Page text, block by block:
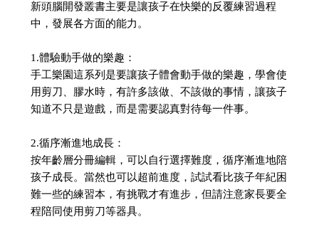
新頭腦開發叢書主要是讓孩子在快樂的反覆練習過程
中，發展各方面的能力。
1.體驗動手做的樂趣：
手工樂園這系列是要讓孩子體會動手做的樂趣，學會使
用剪刀、膠水時，有許多該做、不該做的事情，讓孩子
知道不只是遊戲，而是需要認真對待每一件事。
2.循序漸進地成長：
按年齡層分冊編輯，可以自行選擇難度，循序漸進地陪
孩子成長。當然也可以超前進度，試試看比孩子年紀困
難一些的練習本，有挑戰才有進步，但請注意家長要全
程陪同使用剪刀等器具。